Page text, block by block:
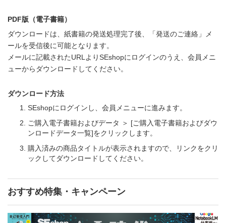
PDF版（電子書籍）
ダウンロードは、紙書籍の発送処理完了後、「発送のご連絡」メ
ールを受信後に可能となります。
メールに記載されたURLよりSEshopにログインのうえ、会員メニ
ューからダウンロードしてください。
ダウンロード方法
SEshopにログインし、会員メニューに進みます。
ご購入電子書籍およびデータ ＞ [ご購入電子書籍およびダウ
ンロードデータ一覧]をクリックします。
購入済みの商品タイトルが表示されますので、リンクをクリ
ックしてダウンロードしてください。
おすすめ特集・キャンペーン